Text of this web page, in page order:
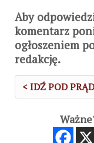
Aby
komentarz
ogłoszeniem
redakcję.
< IDŹ POD PRĄD